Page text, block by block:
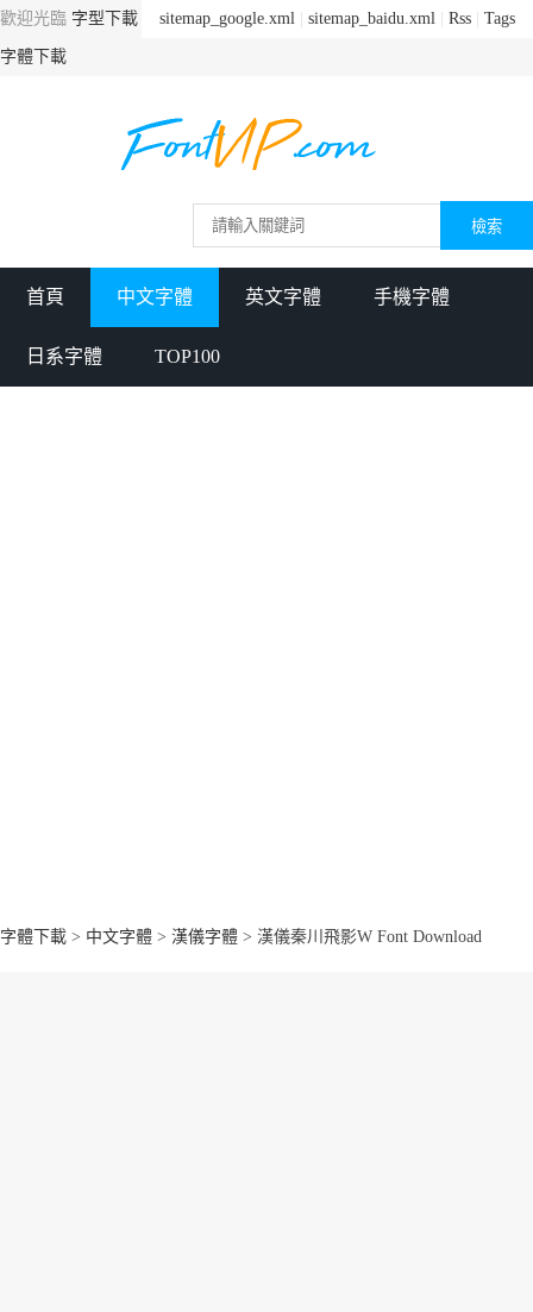
sitemap_google.xml sitemap_baidu.xml Rss Tags
歡迎光臨 字型下載
字體下載
首頁 中文字體 英文字體 手機字體
日系字體 TOP100
字體下載 > 中文字體 > 漢儀字體 > 漢儀秦川飛影W Font Download